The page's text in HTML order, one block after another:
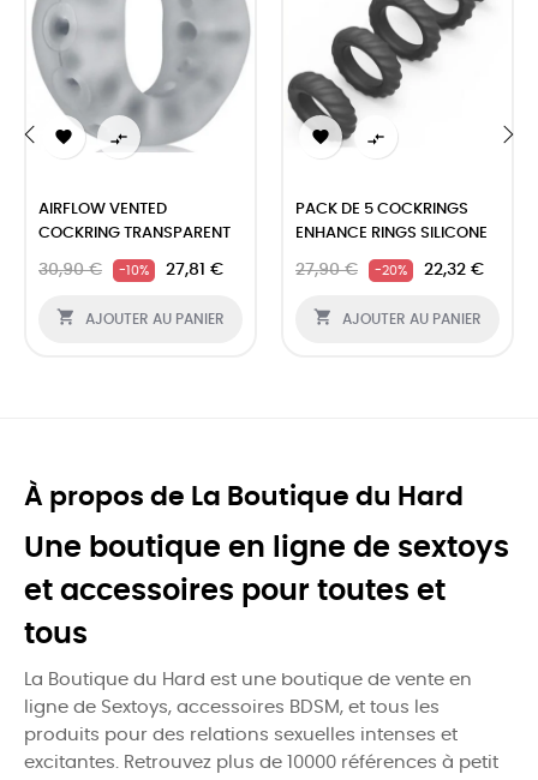
 
AIRFLOW VENTED
COCKRING TRANSPARENT
30,90 € -10% 27,81 €
 AJOUTER AU PANIER
 
PACK DE 5 COCKRINGS
ENHANCE RINGS SILICONE
27,90 € -20% 22,32 €
 AJOUTER AU PANIER
À propos de La Boutique du Hard
Une boutique en ligne de sextoys
et accessoires pour toutes et
tous
La Boutique du Hard est une boutique de vente en
ligne de Sextoys, accessoires BDSM, et tous les
produits pour des relations sexuelles intenses et
excitantes. Retrouvez plus de 10000 références à petit